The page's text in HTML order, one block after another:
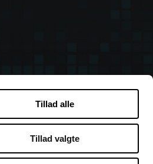
Tillad alle
Tillad valgte